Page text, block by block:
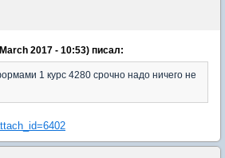
2017 - 10:53) писал:
1 курс 4280 срочно надо ничего не